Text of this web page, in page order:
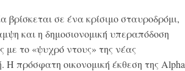
βρίσκεται σε ένα κρίσιμο σταυροδρόμι,
και η δημοσιονομική υπεραπόδοση
το «ψυχρό ντους» της νέας
πρόσφατη οικονομική έκθεση της Alpha